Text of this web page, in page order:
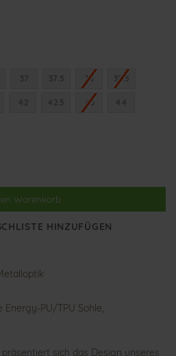
38 38.5
43
Warenkorb
HINZUFÜGEN
Energy-PU/TPU Sohle,
sich das Design unseres